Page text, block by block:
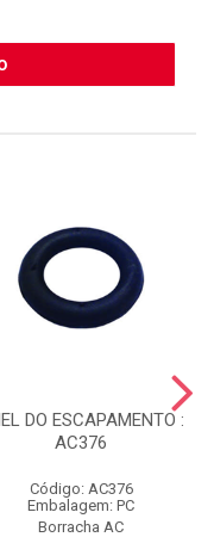
DO ESCAPAMENTO :
AC376
Código: AC376
Embalagem: PC
Borracha AC